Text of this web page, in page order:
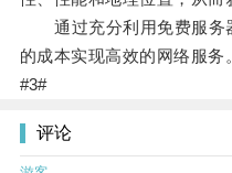
通过充分利用免费服务
的成本实现高效的网络服务。
#3#
评论